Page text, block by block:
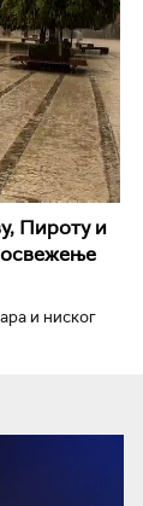
Пироту и
и ниског